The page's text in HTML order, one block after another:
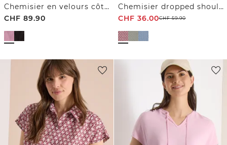
Chemisier en velours côtelé à volants
CHF 89.90
Chemisier dropped shoulder à col rond
CHF 36.00CHF59.90